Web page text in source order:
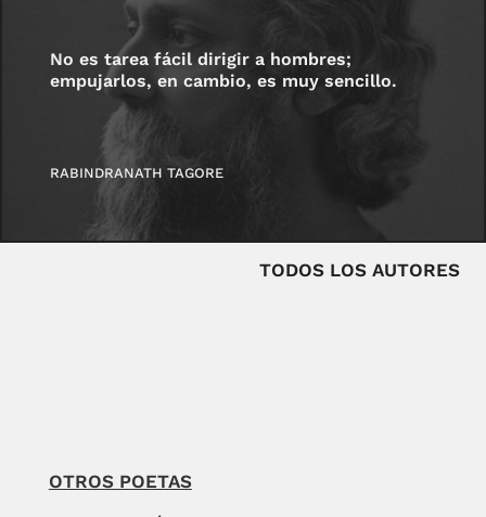
No es tarea fácil dirigir a hombres;
empujarlos, en cambio, es muy sencillo.
RABINDRANATH TAGORE
TODOS LOS AUTORES
OTROS POETAS